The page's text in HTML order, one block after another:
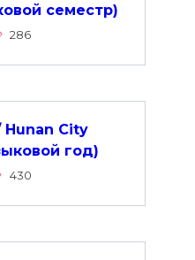
семестр)
286
Hunan City
год)
430